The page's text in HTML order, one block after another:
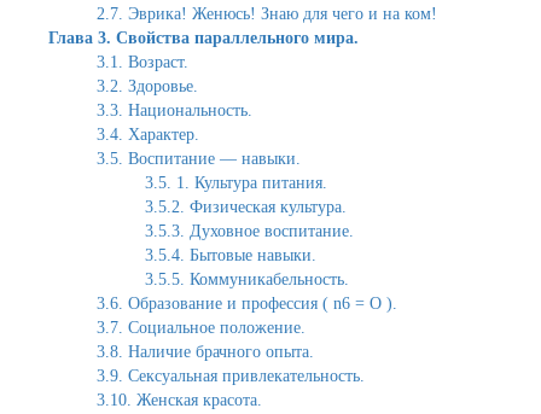
2.7. Эврика! Женюсь! Знаю для чего и на ком!
Глава 3. Свойства параллельного мира.
3.1. Возраст.
3.2. Здоровье.
3.3. Национальность.
3.4. Характер.
3.5. Воспитание — навыки.
3.5. 1. Культура питания.
3.5.2. Физическая культура.
3.5.3. Духовное воспитание.
3.5.4. Бытовые навыки.
3.5.5. Коммуникабельность.
3.6. Образование и профессия ( n6 = О ).
3.7. Социальное положение.
3.8. Наличие брачного опыта.
3.9. Сексуальная привлекательность.
3.10. Женская красота.